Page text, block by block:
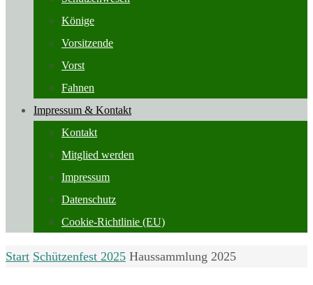
Könige
Vorsitzende
Vorst
Fahnen
Impressum & Kontakt
Kontakt
Mitglied werden
Impressum
Datenschutz
Cookie-Richtlinie (EU)
Start Schützenfest 2025 Haussammlung 2025